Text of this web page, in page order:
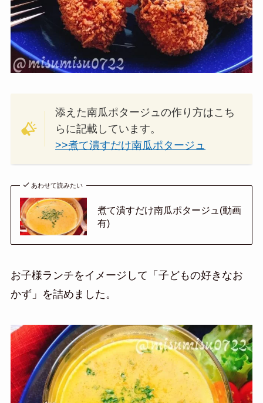
添えた南瓜ポタージュの作り方はこち
らに記載しています。
>>煮て潰すだけ南瓜ポタージュ
あわせて読みたい
煮て潰すだけ南瓜ポタージュ(動画
有)
お子様ランチをイメージして「子どもの好きなお
かず」を詰めました。